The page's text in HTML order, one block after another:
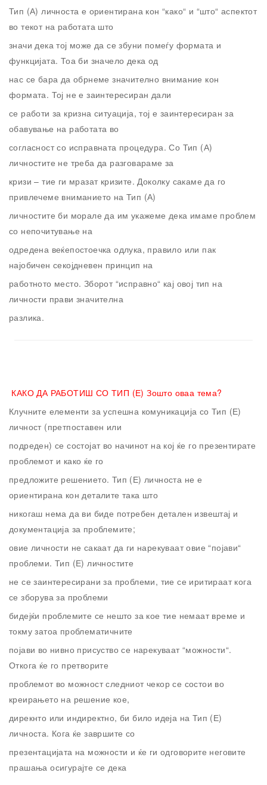
Тип (А) личноста е ориентирана кон “како“ и “што“ аспектот
во текот на работата што
значи дека тој може да се збуни помеѓу формата и
функцијата. Тоа би значело дека од
нас се бара да обрнеме значително внимание кон
формата. Тој не е заинтересиран дали
се работи за кризна ситуација, тој е заинтересиран за
обавување на работата во
согласност со исправната процедура. Со Тип (А)
личностите не треба да разговараме за
кризи – тие ги мразат кризите. Доколку сакаме да го
привлечеме вниманието на Тип (А)
личностите би морале да им укажеме дека имаме проблем
со непочитување на
одредена веќепостоечка одлука, правило или пак
најобичен секојдневен принцип на
работното место. Зборот “исправно“ кај овој тип на
личности прави значителна
разлика.
КАКО ДА РАБОТИШ СО ТИП (Е) Зошто оваа тема?
Клучните елементи за успешна комуникација со Тип (Е)
личност (претпоставен или
подреден) се состојат во начинот на кој ќе го презентирате
проблемот и како ќе го
предложите решението. Тип (Е) личноста не е
ориентирана кон деталите така што
никогаш нема да ви биде потребен детален извештај и
документација за проблемите;
овие личности не сакаат да ги нарекуваат овие “појави“
проблеми. Тип (Е) личностите
не се заинтересирани за проблеми, тие се иритираат кога
се зборува за проблеми
бидејќи проблемите се нешто за кое тие немаат време и
токму затоа проблематичните
појави во нивно присуство се нарекуваат “можности“.
Откога ќе го претворите
проблемот во можност следниот чекор се состои во
креирањето на решение кое,
дирекнто или индиректно, би било идеја на Тип (Е)
личноста. Кога ќе завршите со
презентацијата на можности и ќе ги одговорите неговите
прашања осигурајте се дека